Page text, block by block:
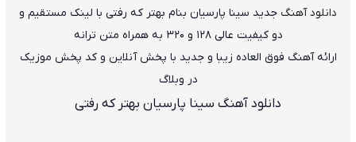
دانلودآهنگ جدید سینا پارسیان بنام بهتر که رفتی با لینک مستقیم و
دو کیفیت عالی ۱۲۸ و ۳۲۰ به همراه متن ترانه
ارائه آهنگ فوق العاده زیبا و جدید با پخش آنلاین و کد پخش موزیک
در وبلاگ
دانلود آهنگ سینا پارسیان بهتر که رفتی